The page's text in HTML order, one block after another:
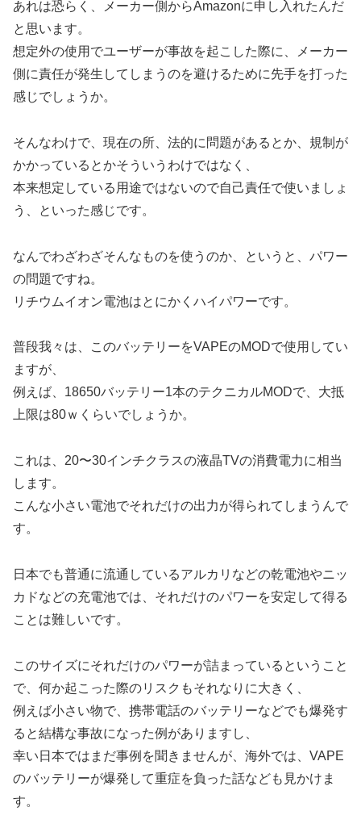
あれは恐らく、メーカー側からAmazonに申し入れたんだ
と思います。
想定外の使用でユーザーが事故を起こした際に、メーカー
側に責任が発生してしまうのを避けるために先手を打った
感じでしょうか。
そんなわけで、現在の所、法的に問題があるとか、規制が
かかっているとかそういうわけではなく、
本来想定している用途ではないので自己責任で使いましょ
う、といった感じです。
なんでわざわざそんなものを使うのか、というと、パワー
の問題ですね。
リチウムイオン電池はとにかくハイパワーです。
普段我々は、このバッテリーをVAPEのMODで使用してい
ますが、
例えば、18650バッテリー1本のテクニカルMODで、大抵
上限は80ｗくらいでしょうか。
これは、20〜30インチクラスの液晶TVの消費電力に相当
します。
こんな小さい電池でそれだけの出力が得られてしまうんで
す。
日本でも普通に流通しているアルカリなどの乾電池やニッ
カドなどの充電池では、それだけのパワーを安定して得る
ことは難しいです。
このサイズにそれだけのパワーが詰まっているということ
で、何か起こった際のリスクもそれなりに大きく、
例えば小さい物で、携帯電話のバッテリーなどでも爆発す
ると結構な事故になった例がありますし、
幸い日本ではまだ事例を聞きませんが、海外では、VAPE
のバッテリーが爆発して重症を負った話なども見かけま
す。